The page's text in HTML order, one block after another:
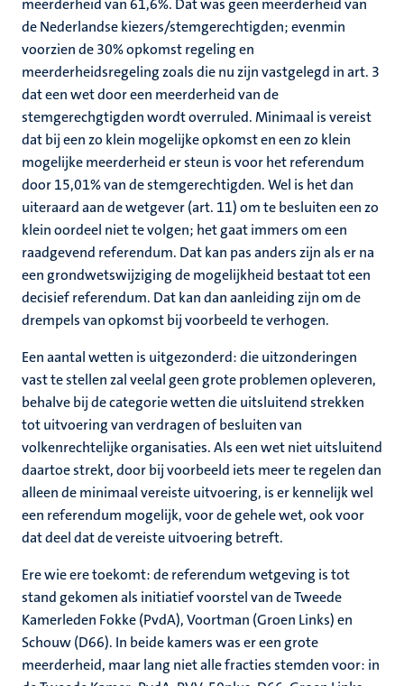
meerderheid van 61,6%. Dat was geen meerderheid van
de Nederlandse kiezers/stemgerechtigden; evenmin
voorzien de 30% opkomst regeling en
meerderheidsregeling zoals die nu zijn vastgelegd in art. 3
dat een wet door een meerderheid van de
stemgerechgtigden wordt overruled. Minimaal is vereist
dat bij een zo klein mogelijke opkomst en een zo klein
mogelijke meerderheid er steun is voor het referendum
door 15,01% van de stemgerechtigden. Wel is het dan
uiteraard aan de wetgever (art. 11) om te besluiten een zo
klein oordeel niet te volgen; het gaat immers om een
raadgevend referendum. Dat kan pas anders zijn als er na
een grondwetswijziging de mogelijkheid bestaat tot een
decisief referendum. Dat kan dan aanleiding zijn om de
drempels van opkomst bij voorbeeld te verhogen.
Een aantal wetten is uitgezonderd: die uitzonderingen
vast te stellen zal veelal geen grote problemen opleveren,
behalve bij de categorie wetten die uitsluitend strekken
tot uitvoering van verdragen of besluiten van
volkenrechtelijke organisaties. Als een wet niet uitsluitend
daartoe strekt, door bij voorbeeld iets meer te regelen dan
alleen de minimaal vereiste uitvoering, is er kennelijk wel
een referendum mogelijk, voor de gehele wet, ook voor
dat deel dat de vereiste uitvoering betreft.
Ere wie ere toekomt: de referendum wetgeving is tot
stand gekomen als initiatief voorstel van de Tweede
Kamerleden Fokke (PvdA), Voortman (Groen Links) en
Schouw (D66). In beide kamers was er een grote
meerderheid, maar lang niet alle fracties stemden voor: in